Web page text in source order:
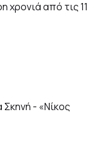
χρονιά από τις 11
- «Νίκος